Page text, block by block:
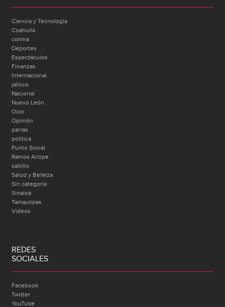
Ciencia y Tecnología
Coahuila
colima
Deportes
Espectáculos
Finanzas
Internacional
jalisco
Nacional
Nuevo León
Ocio
Opinión
parras
politica
Punto Social
Ramos Arizpe
saltillo
Salud y Belleza
Sin categoría
Sinaloa
Tamaulipas
Videos
REDES
SOCIALES
Facebook
Twitter
YouTube